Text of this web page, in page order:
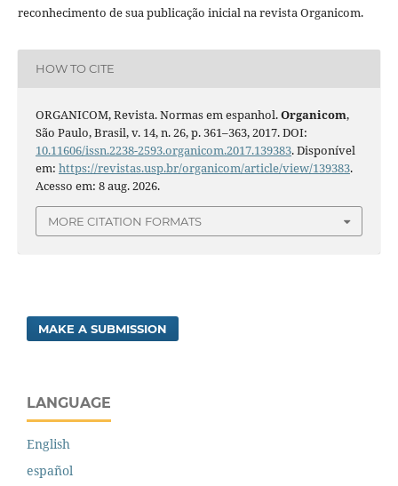
reconhecimento de sua publicação inicial na revista Organicom.
HOW TO CITE
ORGANICOM, Revista. Normas em espanhol.Organicom,
São Paulo, Brasil, v. 14, n. 26, p. 361–363, 2017. DOI:
10.11606/issn.2238-2593.organicom.2017.139383. Disponível
em: https://revistas.usp.br/organicom/article/view/139383.
Acesso em: 8 aug. 2026.
MORE CITATION FORMATS
MAKE A SUBMISSION
LANGUAGE
English
español